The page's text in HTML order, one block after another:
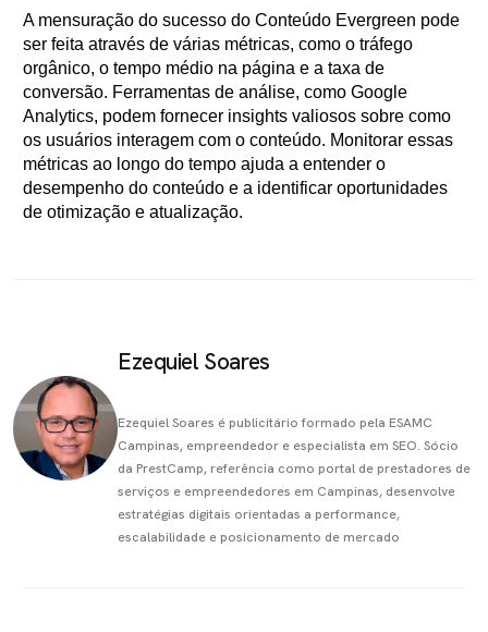
A mensuração do sucesso do Conteúdo Evergreen pode
ser feita através de várias métricas, como o tráfego
orgânico, o tempo médio na página e a taxa de
conversão. Ferramentas de análise, como Google
Analytics, podem fornecer insights valiosos sobre como
os usuários interagem com o conteúdo. Monitorar essas
métricas ao longo do tempo ajuda a entender o
desempenho do conteúdo e a identificar oportunidades
de otimização e atualização.
Ezequiel Soares
Ezequiel Soares é publicitário formado pela ESAMC
Campinas, empreendedor e especialista em SEO. Sócio
da PrestCamp, referência como portal de prestadores de
serviços e empreendedores em Campinas, desenvolve
estratégias digitais orientadas a performance,
escalabilidade e posicionamento de mercado